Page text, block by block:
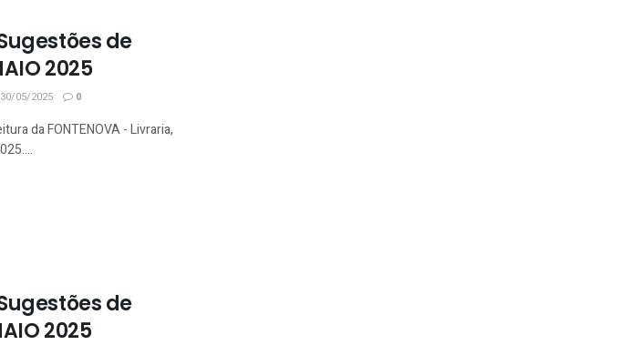
de
2025
05/2025 0
da FONTENOVA - Livraria,
de
2025